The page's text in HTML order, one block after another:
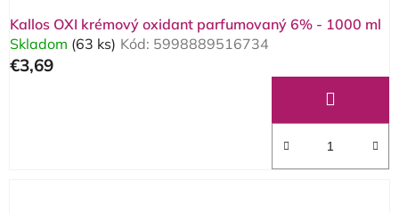
Kallos OXI krémový oxidant parfumovaný 6% - 1000 ml
Skladom (63 ks) Kód: 5998889516734
€3,69